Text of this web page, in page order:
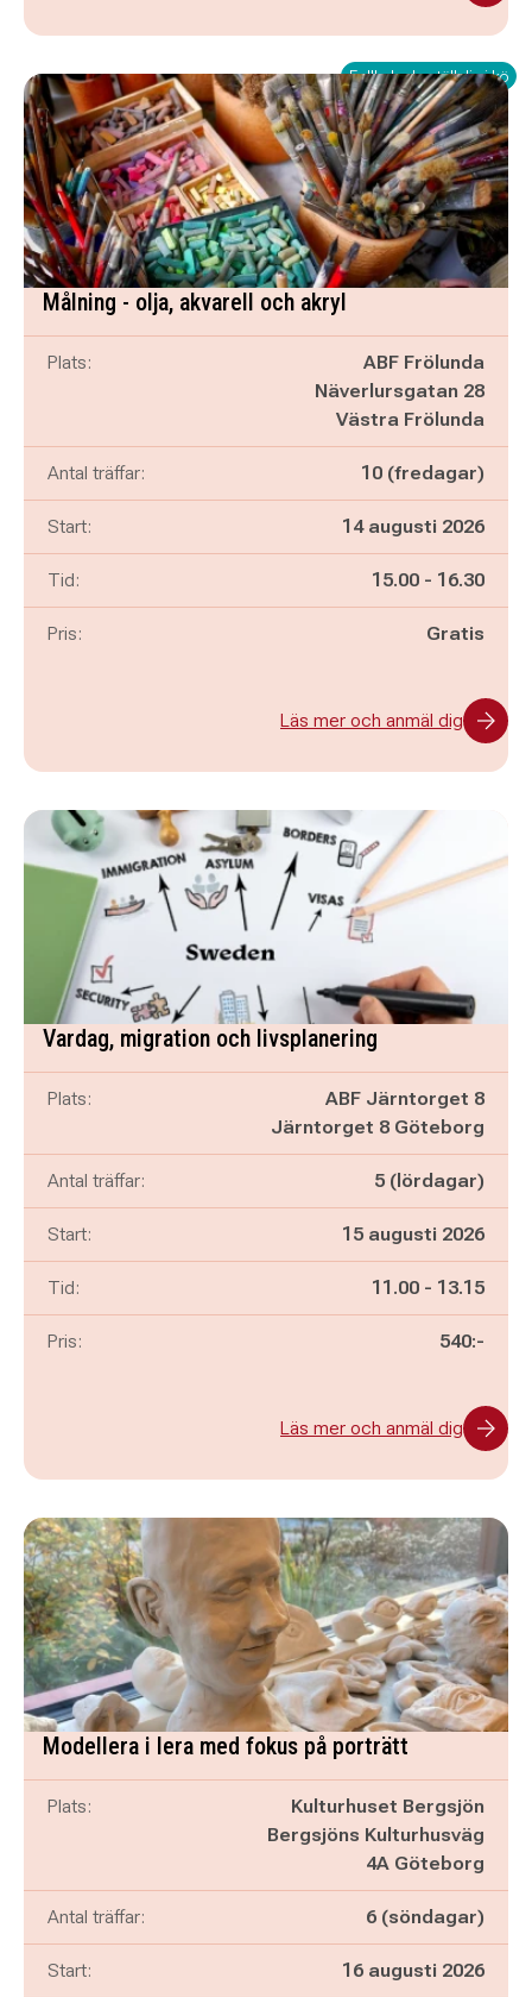
Fullbokad - ställ dig i kö
Målning - olja, akvarell och akryl
Plats:
ABF Frölunda
Näverlursgatan 28
Västra Frölunda
Antal träffar: 10 (fredagar)
Start: 14 augusti 2026
Tid: Pågår mellan
15.00 - och
16.30
Pris: Gratis
Läs mer och anmäl dig
Vardag, migration och livsplanering
Plats:
ABF Järntorget 8
Järntorget 8 Göteborg
Antal träffar: 5 (lördagar)
Start: 15 augusti 2026
Tid: Pågår mellan
11.00 - och
13.15
Pris: 540:-
Läs mer och anmäl dig
Modellera i lera med fokus på porträtt
Plats:
Kulturhuset Bergsjön
Bergsjöns Kulturhusväg
4A Göteborg
Antal träffar: 6 (söndagar)
Start: 16 augusti 2026